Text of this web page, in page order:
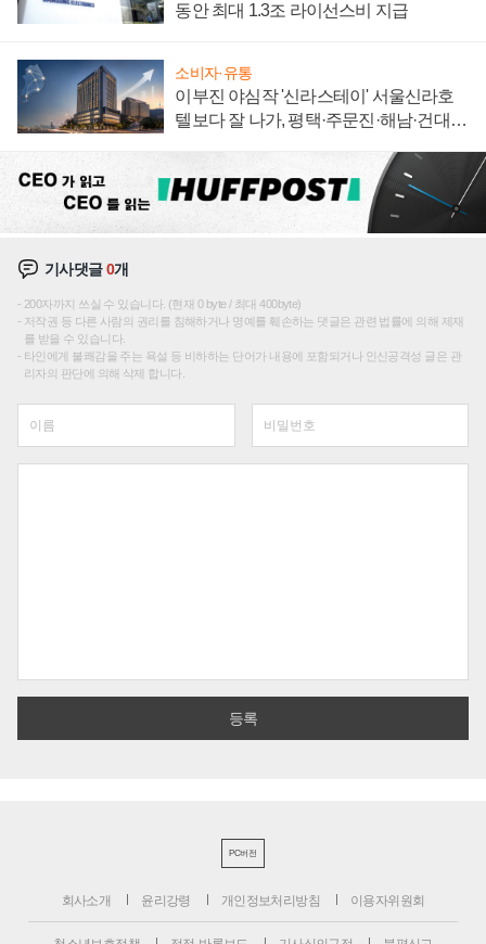
동안 최대 1.3조 라이선스비 지급
소비자·유통
이부진 야심작 '신라스테이' 서울신라호
텔보다 잘 나가, 평택·주문진·해남·건대로
기사댓글0개
200자까지 쓰실 수 있습니다. (현재 0 byte / 최대 400byte)
저작권 등 다른 사람의 권리를 침해하거나 명예를 훼손하는 댓글은 관련 법률에 의해 제재
를 받을 수 있습니다.
타인에게 불쾌감을 주는 욕설 등 비하하는 단어가 내용에 포함되거나 인신공격성 글은 관
리자의 판단에 의해 삭제 합니다.
PC버전
회사소개 윤리강령 개인정보처리방침 이용자위원회